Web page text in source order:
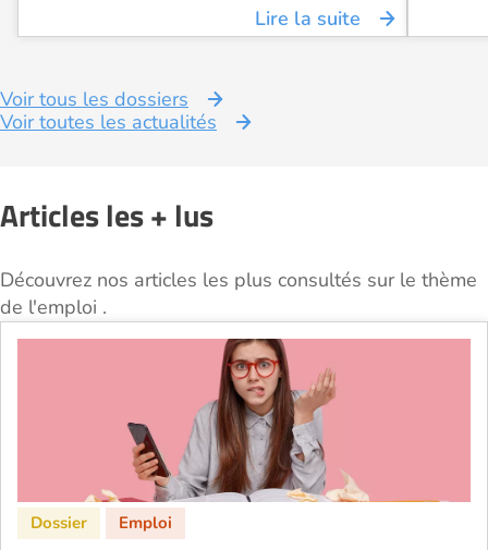
Lire la suite
Voir tous les dossiers
Voir toutes les actualités
Articles les + lus
Découvrez nos articles les plus consultés sur le thème
de l'emploi .